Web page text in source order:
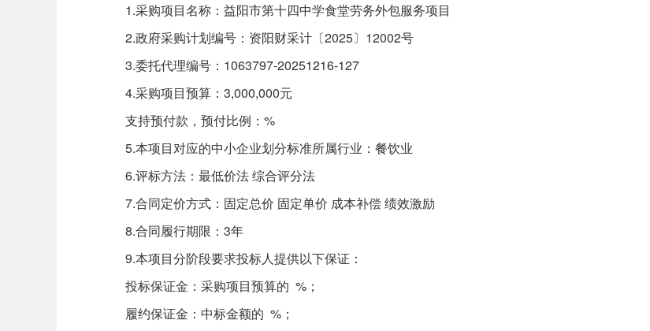
1.采购项目名称：益阳市第十四中学食堂劳务外包服务项目
2.政府采购计划编号：资阳财采计〔2025〕12002号
3.委托代理编号：1063797-20251216-127
4.采购项目预算：3,000,000元
支持预付款，预付比例：%
5.本项目对应的中小企业划分标准所属行业：餐饮业
6.评标方法：最低价法 综合评分法
7.合同定价方式：固定总价 固定单价 成本补偿 绩效激励
8.合同履行期限：3年
9.本项目分阶段要求投标人提供以下保证：
投标保证金：采购项目预算的 %；
履约保证金：中标金额的 %；